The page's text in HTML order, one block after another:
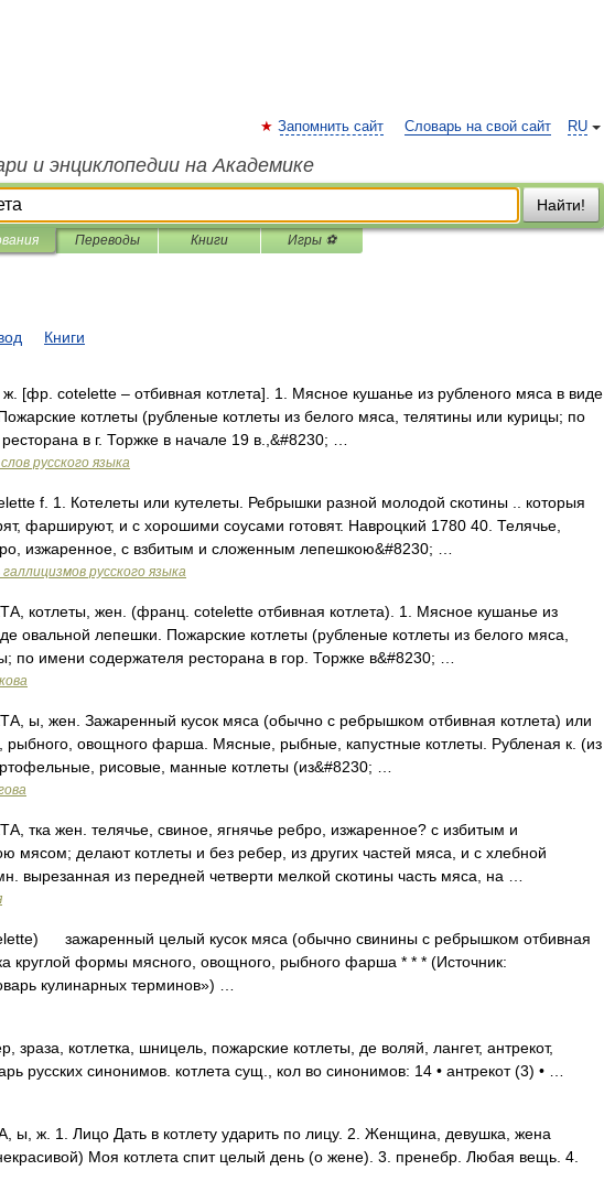
RU
Запомнить сайт Словарь на свой сайт
и энциклопедии на Академике
Найти!
Переводы Книги Игры ⚽
Книги
[фр. cotelette – отбивная котлета]. 1. Мясное кушанье из рубленого мяса в виде
котлеты (рубленые котлеты из белого мяса, телятины или курицы; по
в г. Торжке в начале 19 в.,&#8230; …
русского языка
f. 1. Котелеты или кутелеты. Ребрышки разной молодой скотины .. которыя
фаршируют, и с хорошими соусами готовят. Навроцкий 1780 40. Телячье,
изжаренное, с взбитым и сложенным лепешкою&#8230; …
русского языка
котлеты, жен. (франц. cotelette отбивная котлета). 1. Мясное кушанье из
овальной лепешки. Пожарские котлеты (рубленые котлеты из белого мяса,
по имени содержателя ресторана в гор. Торжке в&#8230; …
ы, жен. Зажаренный кусок мяса (обычно с ребрышком отбивная котлета) или
рыбного, овощного фарша. Мясные, рыбные, капустные котлеты. Рубленая к. (из
рисовые, манные котлеты (из&#8230; …
тка жен. телячье, свиное, ягнячье ребро, изжаренное? с избитым и
мясом; делают котлеты и без ребер, из других частей мяса, и с хлебной
вырезанная из передней четверти мелкой скотины часть мяса, на …
зажаренный целый кусок мяса (обычно свинины с ребрышком отбивная
круглой формы мясного, овощного, рыбного фарша * * * (Источник:
кулинарных терминов») …
зраза, котлетка, шницель, пожарские котлеты, де воляй, лангет, антрекот,
русских синонимов. котлета сущ., кол во синонимов: 14 • антрекот (3) • …
ж. 1. Лицо Дать в котлету ударить по лицу. 2. Женщина, девушка, жена
Моя котлета спит целый день (о жене). 3. пренебр. Любая вещь. 4.